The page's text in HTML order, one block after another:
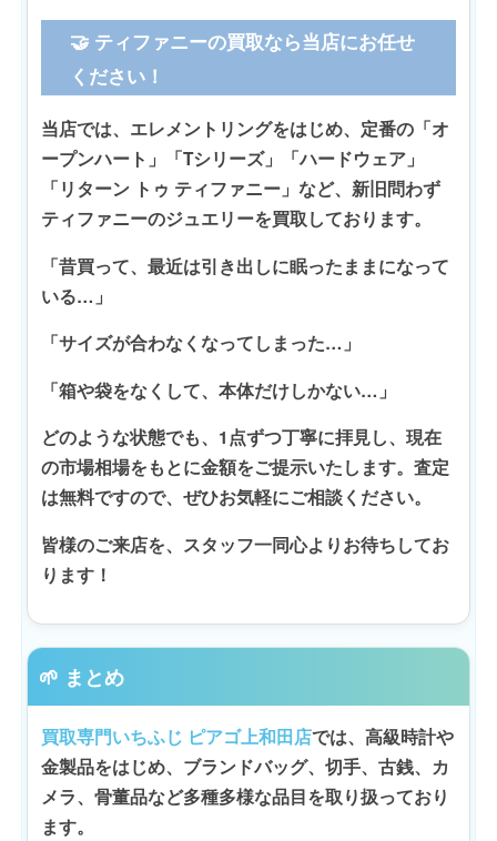
🤝 ティファニーの買取なら当店にお任せ
ください！
当店では、エレメントリングをはじめ、定番の「オ
ープンハート」「Tシリーズ」「ハードウェア」
「リターン トゥ ティファニー」など、新旧問わず
ティファニーのジュエリーを買取しております。
「昔買って、最近は引き出しに眠ったままになって
いる…」
「サイズが合わなくなってしまった…」
「箱や袋をなくして、本体だけしかない…」
どのような状態でも、1点ずつ丁寧に拝見し、現在
の市場相場をもとに金額をご提示いたします。査定
は無料ですので、ぜひお気軽にご相談ください。
皆様のご来店を、スタッフ一同心よりお待ちしてお
ります！
🌱 まとめ
買取専門いちふじ ピアゴ上和田店では、高級時計や
金製品をはじめ、ブランドバッグ、切手、古銭、カ
メラ、骨董品など多種多様な品目を取り扱っており
ます。